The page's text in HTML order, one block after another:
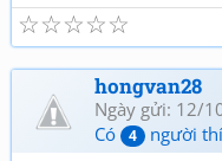
☆
☆
☆
☆
☆
hongvan28
Ngày gửi: 12/
Có
4 người